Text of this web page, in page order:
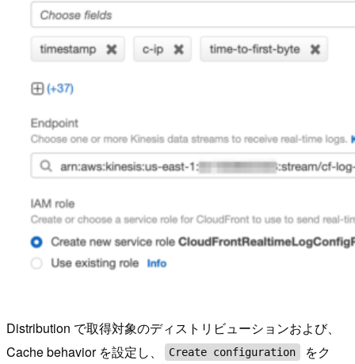
Distribution で取得対象のディストリビューションおよび、
Cache behavior を設定し、
Create configuration
をク